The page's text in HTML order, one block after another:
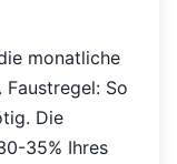
monatliche
Faustregel: So
Die
35% Ihres